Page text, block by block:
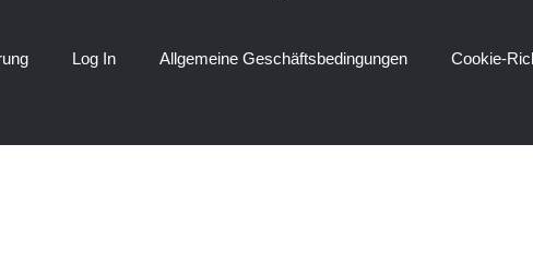
Log In Allgemeine Geschäftsbedingungen Cookie-